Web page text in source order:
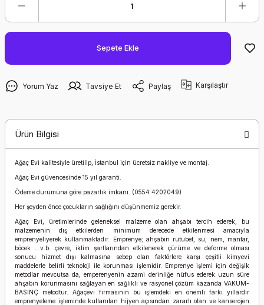
Sepete Ekle
Yorum Yaz Tavsiye Et Paylaş Karşılaştır
Ürün Bilgisi
Ağaç Evi kalitesiyle üretilip, İstanbul için ücretsiz nakliye ve montaj.
Ağaç Evi güvencesinde 15 yıl garanti.
Ödeme durumuna göre pazarlık imkanı. (0554 4202049)
Her şeyden önce çocukların sağlığını düşünmemiz gerekir.
Ağaç Evi, üretimlerinde geleneksel malzeme olan ahşabı tercih ederek, bu
malzemenin dış etkilerden minimum derecede etkilenmesi amacıyla
emprenyeliyerek kullanmaktadır. Emprenye; ahşabın rutubet, su, nem, mantar,
böcek …v.b. çevre, iklim şartlarından etkilenerek çürüme ve deforme olması
sonucu hizmet dışı kalmasına sebep olan faktörlere karşı çeşitli kimyevi
maddelerle belirli teknoloji ile korunması işlemidir. Emprenye işlemi için değişik
metodlar mevcutsa da, emperenyenin azami derinliğe nüfus ederek uzun süre
ahşabın korunmasını sağlayan en sağlıklı ve rasyonel çözüm kazanda VAKUM-
BASINÇ metodtur. Ağaçevi firmasının bu işlemdeki en önemli farkı yıllardır
emprenyeleme işleminde kullanılan hijyen açısından zararlı olan ve kanserojen